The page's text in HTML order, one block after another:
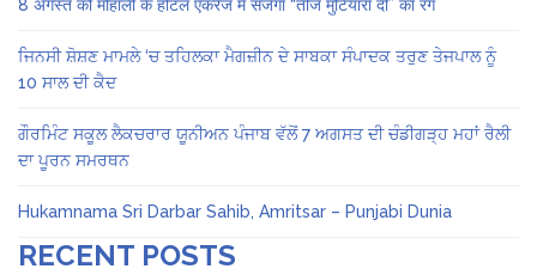
8 अगस्त को मोहाली के होटल एंकरेज में सजेगा “तीज मुटियारां दी” का रंग
ਜਿਨਸੀ ਸ਼ੋਸ਼ਣ ਮਾਮਲੇ ‘ਚ ਤਹਿਲਕਾ ਮੈਗਜ਼ੀਨ ਦੇ ਸਾਬਕਾ ਸੰਪਾਦਕ ਤਰੁਣ ਤੇਜਪਾਲ ਨੂੰ
10 ਸਾਲ ਦੀ ਕੈਦ
ਗੌਰਮਿੰਟ ਸਕੂਲ ਲੈਕਚਰਾਰ ਯੂਨੀਅਨ ਪੰਜਾਬ ਵੱਲੋਂ 7 ਅਗਸਤ ਦੀ ਚੰਡੀਗੜ੍ਹ ਮਹਾਂ ਰੈਲੀ
ਦਾ ਪੂਰਨ ਸਮਰਥਨ
Hukamnama Sri Darbar Sahib, Amritsar – Punjabi Dunia
RECENT POSTS